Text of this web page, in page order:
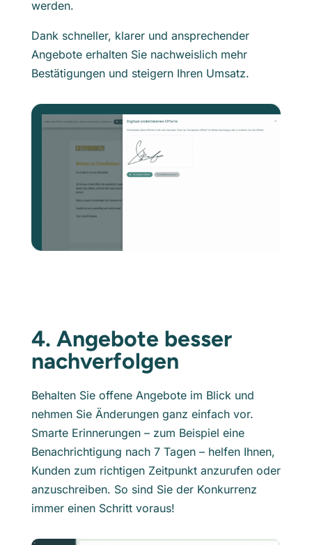
werden.
Dank schneller, klarer und ansprechender
Angebote erhalten Sie nachweislich mehr
Bestätigungen und steigern Ihren Umsatz.
4. Angebote besser
nachverfolgen
Behalten Sie offene Angebote im Blick und
nehmen Sie Änderungen ganz einfach vor.
Smarte Erinnerungen – zum Beispiel eine
Benachrichtigung nach 7 Tagen – helfen Ihnen,
Kunden zum richtigen Zeitpunkt anzurufen oder
anzuschreiben. So sind Sie der Konkurrenz
immer einen Schritt voraus!